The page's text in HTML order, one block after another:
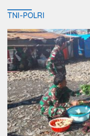
TNI-POLRI